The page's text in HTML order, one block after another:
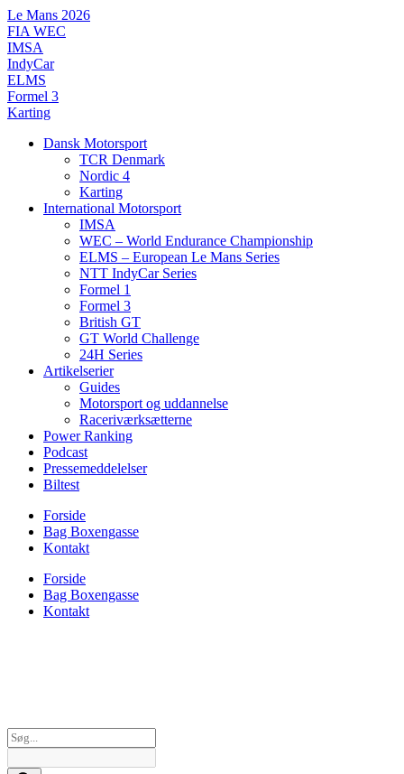
Videre
til
indhold
Le Mans 2026
FIA WEC
IMSA
IndyCar
ELMS
Formel 3
Karting
Dansk Motorsport
TCR Denmark
Nordic 4
Karting
International Motorsport
IMSA
WEC – World Endurance Championship
ELMS – European Le Mans Series
NTT IndyCar Series
Formel 1
Formel 3
British GT
GT World Challenge
24H Series
Artikelserier
Guides
Motorsport og uddannelse
Raceriværksætterne
Power Ranking
Podcast
Pressemeddelelser
Biltest
Forside
Bag Boxengasse
Kontakt
Forside
Bag Boxengasse
Kontakt